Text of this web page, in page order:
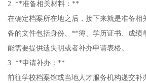
2. **准备相关材料：**
在确定档案所在地之后，接下来就是准备相
备的文件包括身份、**簿、学历证书、成绩
能需要提供遗失明或者补办申请表格。
3. **申请补办：**
前往学校档案馆或当地人才服务机构递交补